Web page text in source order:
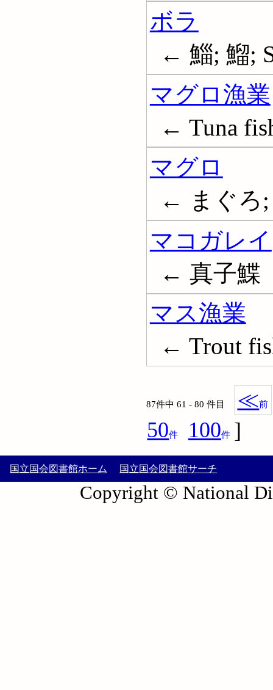
ボラ
← 鯔; 鰡;
マグロ漁業
← Tuna
マグロ
← まぐろ;
マコガレイ
← 真子鰈
マス漁業
← Trout
87件中 61 - 80 件目 ≪前
50件 100件 ]
国立国会図書館ホーム 国立国会図書館サーチ
Copyright © National